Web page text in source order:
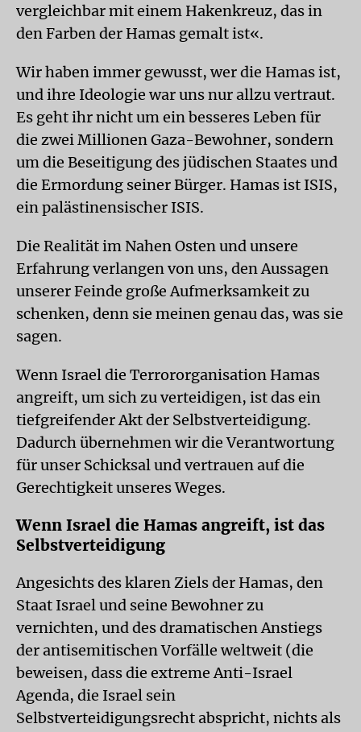
vergleichbar mit einem Hakenkreuz, das in
den Farben der Hamas gemalt ist«.
Wir haben immer gewusst, wer die Hamas ist,
und ihre Ideologie war uns nur allzu vertraut.
Es geht ihr nicht um ein besseres Leben für
die zwei Millionen Gaza-Bewohner, sondern
um die Beseitigung des jüdischen Staates und
die Ermordung seiner Bürger. Hamas ist ISIS,
ein palästinensischer ISIS.
Die Realität im Nahen Osten und unsere
Erfahrung verlangen von uns, den Aussagen
unserer Feinde große Aufmerksamkeit zu
schenken, denn sie meinen genau das, was sie
sagen.
Wenn Israel die Terrororganisation Hamas
angreift, um sich zu verteidigen, ist das ein
tiefgreifender Akt der Selbstverteidigung.
Dadurch übernehmen wir die Verantwortung
für unser Schicksal und vertrauen auf die
Gerechtigkeit unseres Weges.
Wenn Israel die Hamas angreift, ist das
Selbstverteidigung
Angesichts des klaren Ziels der Hamas, den
Staat Israel und seine Bewohner zu
vernichten, und des dramatischen Anstiegs
der antisemitischen Vorfälle weltweit (die
beweisen, dass die extreme Anti-Israel
Agenda, die Israel sein
Selbstverteidigungsrecht abspricht, nichts als